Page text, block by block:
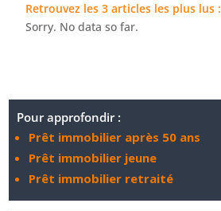
Retrouvez les 3 articles les plus lus :
Sorry. No data so far.
Pour approfondir :
Prêt immobilier après 50 ans
Prêt immobilier jeune
Prêt immobilier retraité